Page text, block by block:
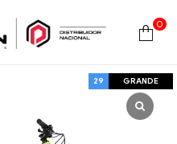
0
29 GRANDE